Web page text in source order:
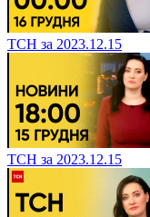
ТСН за 2023.12.15
ТСН за 2023.12.15